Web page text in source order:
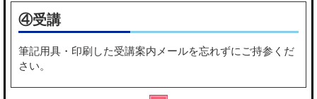
④受講
筆記用具・印刷した受講案内メールを忘れずにご持参くだ
さい。